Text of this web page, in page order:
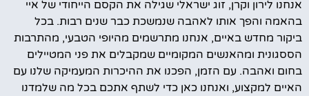
אנחנו לירון וקרן, זוג ישראלי שגילה את הקסם הייחודי של איי
בהאמה והפך אותו לאהבה שנמשכת כבר שנים רבות. בכל
ביקור מחדש באיים, אנחנו מתרשמים מהיופי הטבעי, מהתרבות
הססגונית ומהאנשים המקומיים שמקבלים את פני המטיילים
בחום ואהבה. עם הזמן, הפכנו את ההיכרות המעמיקה שלנו עם
האיים למקצוע, ואנחנו כאן כדי לשתף אתכם בכל מה שלמדנו